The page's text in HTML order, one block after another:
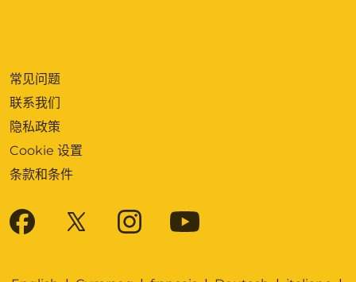
常见问题
联系我们
隐私政策
Cookie 设置
条款和条件